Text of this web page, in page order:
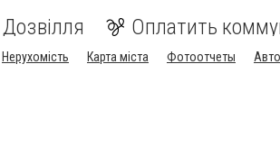
Дозвілля Оплатить
Нерухомість Карта міста Фотоотчеты Авто